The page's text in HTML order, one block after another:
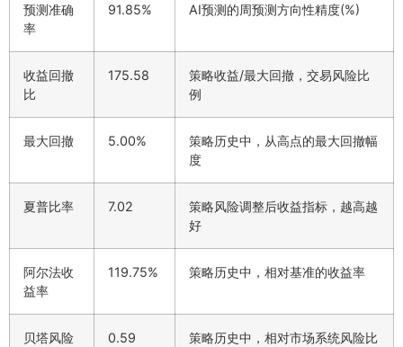
预测准确
率
91.85% AI预测的周预测方向性精度(%)
收益回撤
比
175.58
策略收益/最大回撤，交易风险比
例
最大回撤 5.00%
策略历史中，从高点的最大回撤幅
度
夏普比率 7.02
策略风险调整后收益指标，越高越
好
阿尔法收
益率
119.75% 策略历史中，相对基准的收益率
贝塔风险
0.59 策略历史中，相对市场系统风险比